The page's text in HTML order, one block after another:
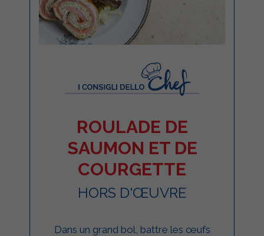
ROULADE DE
SAUMON ET DE
COURGETTE
HORS D'ŒUVRE
Dans un grand bol, battre les œufs